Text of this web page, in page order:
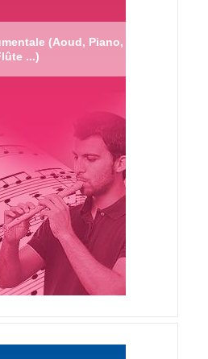
(Aoud, Piano,
...)